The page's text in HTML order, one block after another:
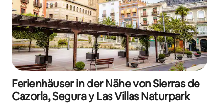
Ferienhäuser in der Nähe von Sierras de
Cazorla, Segura y Las Villas Naturpark